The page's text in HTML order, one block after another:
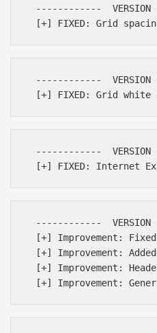
------------  VERSION
------------  VERSION
------------  VERSION
------------  VERSION
[+] Improvement:
[+] Improvement:
[+] Improvement: